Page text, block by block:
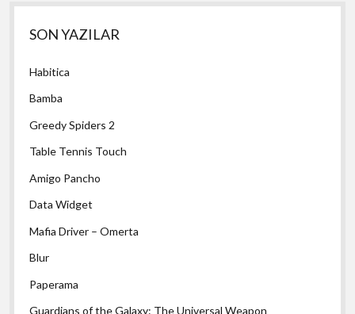
Yan
Menü
SON YAZILAR
Habitica
Bamba
Greedy Spiders 2
Table Tennis Touch
Amigo Pancho
Data Widget
Mafia Driver – Omerta
Blur
Paperama
Guardians of the Galaxy: The Universal Weapon